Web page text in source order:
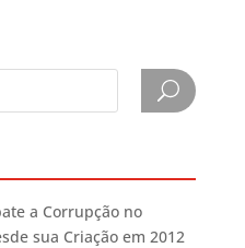
a Corrupção no
sua Criação em 2012